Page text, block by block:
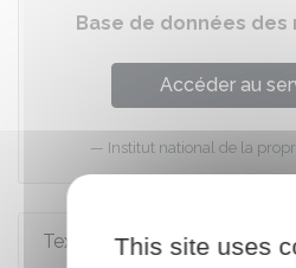
Base de données des
Accéder au
Institut national de la
Textes de référence
This site uses